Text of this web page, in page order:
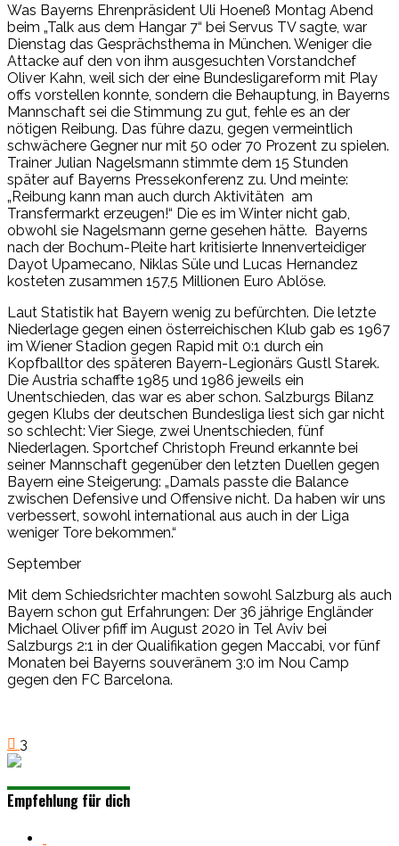
Was Bayerns Ehrenpräsident Uli Hoeneß Montag Abend
beim „Talk aus dem Hangar 7“ bei Servus TV sagte, war
Dienstag das Gesprächsthema in München. Weniger die
Attacke auf den von ihm ausgesuchten Vorstandchef
Oliver Kahn, weil sich der eine Bundesligareform mit Play
offs vorstellen konnte, sondern die Behauptung, in Bayerns
Mannschaft sei die Stimmung zu gut, fehle es an der
nötigen Reibung. Das führe dazu, gegen vermeintlich
schwächere Gegner nur mit 50 oder 70 Prozent zu spielen.
Trainer Julian Nagelsmann stimmte dem 15 Stunden
später auf Bayerns Pressekonferenz zu. Und meinte:
„Reibung kann man auch durch Aktivitäten am
Transfermarkt erzeugen!“ Die es im Winter nicht gab,
obwohl sie Nagelsmann gerne gesehen hätte. Bayerns
nach der Bochum-Pleite hart kritisierte Innenverteidiger
Dayot Upamecano, Niklas Süle und Lucas Hernandez
kosteten zusammen 157,5 Millionen Euro Ablöse.
Laut Statistik hat Bayern wenig zu befürchten. Die letzte
Niederlage gegen einen österreichischen Klub gab es 1967
im Wiener Stadion gegen Rapid mit 0:1 durch ein
Kopfballtor des späteren Bayern-Legionärs Gustl Starek.
Die Austria schaffte 1985 und 1986 jeweils ein
Unentschieden, das war es aber schon. Salzburgs Bilanz
gegen Klubs der deutschen Bundesliga liest sich gar nicht
so schlecht: Vier Siege, zwei Unentschieden, fünf
Niederlagen. Sportchef Christoph Freund erkannte bei
seiner Mannschaft gegenüber den letzten Duellen gegen
Bayern eine Steigerung: „Damals passte die Balance
zwischen Defensive und Offensive nicht. Da haben wir uns
verbessert, sowohl international aus auch in der Liga
weniger Tore bekommen.“
September
Mit dem Schiedsrichter machten sowohl Salzburg als auch
Bayern schon gut Erfahrungen: Der 36 jährige Engländer
Michael Oliver pfiff im August 2020 in Tel Aviv bei
Salzburgs 2:1 in der Qualifikation gegen Maccabi, vor fünf
Monaten bei Bayerns souveränem 3:0 im Nou Camp
gegen den FC Barcelona.
3
Empfehlung für dich